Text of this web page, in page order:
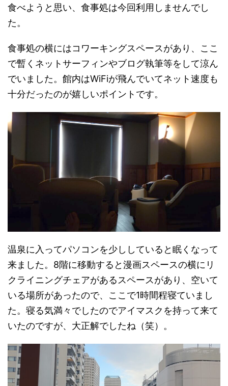
食べようと思い、食事処は今回利用しませんでし
た。
食事処の横にはコワーキングスペースがあり、ここ
で暫くネットサーフィンやブログ執筆等をして涼ん
でいました。館内はWiFiが飛んでいてネット速度も
十分だったのが嬉しいポイントです。
温泉に入ってパソコンを少ししていると眠くなって
来ました。8階に移動すると漫画スペースの横にリ
クライニングチェアがあるスペースがあり、空いて
いる場所があったので、ここで1時間程寝ていまし
た。寝る気満々でしたのでアイマスクを持って来て
いたのですが、大正解でしたね（笑）。